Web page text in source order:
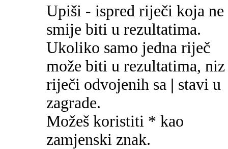
Upiši - ispred riječi koja ne
smije biti u rezultatima.
Ukoliko samo jedna riječ
može biti u rezultatima, niz
riječi odvojenih sa | stavi u
zagrade.
Možeš koristiti * kao
zamjenski znak.